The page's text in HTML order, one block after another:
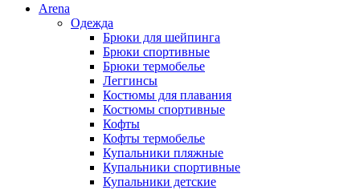
Arena
Одежда
Брюки для шейпинга
Брюки спортивные
Брюки термобелье
Леггинсы
Костюмы для плавания
Костюмы спортивные
Кофты
Кофты термобелье
Купальники пляжные
Купальники спортивные
Купальники детские